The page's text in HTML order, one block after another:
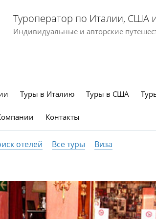
Туроператор по Италии,
Индивидуальные и авторские
Туры в Италию Туры в США
Контакты
отелей Все туры Виза